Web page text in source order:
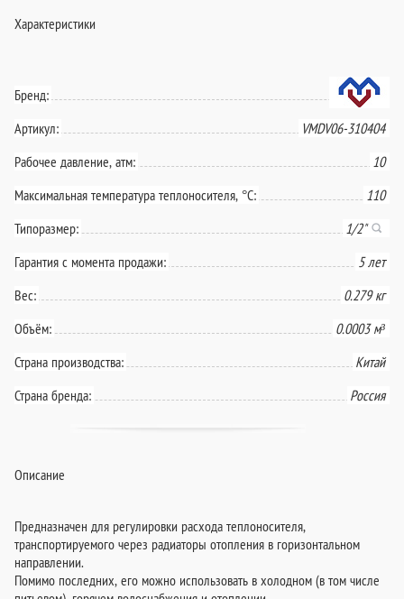
Характеристики
Бренд:
Артикул:
VMDV06-310404
Рабочее давление, атм:
10
Максимальная температура теплоносителя, °С:
110
Типоразмер:
1/2"
Гарантия с момента продажи:
5 лет
Вес:
0.279 кг
Объём:
0.0003 м³
Страна производства:
Китай
Страна бренда:
Россия
Описание
Предназначен для регулировки расхода теплоносителя,
транспортируемого через радиаторы отопления в горизонтальном
направлении.
Помимо последних, его можно использовать в холодном (в том числе